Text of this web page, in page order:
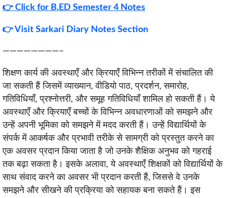
👉 Click for B.ED Semester 4 Notes
👉 Visit Sarkari Diary Notes Section
————————–
शिक्षण कार्य की अवस्थाएँ और क्रियाएँ विभिन्न तरीकों में संचालित की
जा सकती हैं जिसमें व्याख्यान, वीडियो पाठ, प्रदर्शन, समारोह,
गतिविधियाँ, प्रश्नोत्तरी, और समूह गतिविधियाँ शामिल हो सकती हैं। ये
अवस्थाएँ और क्रियाएँ बच्चों के विभिन्न अवधारणाओं को समझने और
उन्हें अपनी भूमिका को समझने में मदद करती हैं। उन्हें विद्यार्थियों के
संपर्क में आकर्षक और प्रभावी तरीके से सामग्री को प्रस्तुत करने का
एक अवसर प्रदान किया जाता है जो उनके शैक्षिक अनुभव को गहराई
तक बढ़ा सकता है। इसके अलावा, ये अवस्थाएँ शिक्षकों को विद्यार्थियों के
साथ संवाद करने का अवसर भी प्रदान करती हैं, जिससे वे उनके
समझने और सीखने की प्रक्रिया को सहायक बना सकते हैं। इस